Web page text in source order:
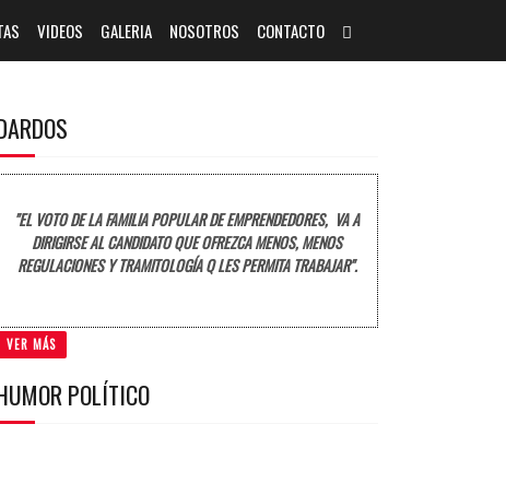
VIDEOS GALERIA NOSOTROS CONTACTO
"EL VOTO DE LA FAMILIA POPULAR DE EMPRENDEDORES, VA A
DIRIGIRSE AL CANDIDATO QUE OFREZCA MENOS, MENOS
REGULACIONES Y TRAMITOLOGÍA Q LES PERMITA TRABAJAR".
VER MÁS
POLÍTICO